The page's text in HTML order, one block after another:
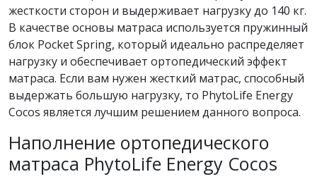
жесткости сторон и выдерживает нагрузку до 140 кг.
В качестве основы матраса используется пружинный
блок Pocket Spring, который идеально распределяет
нагрузку и обеспечивает ортопедический эффект
матраса. Если вам нужен жесткий матрас, способный
выдержать большую нагрузку, то PhytoLife Energy
Cocos является лучшим решением данного вопроса.
Наполнение ортопедического
матраса PhytoLife Energy Cocos